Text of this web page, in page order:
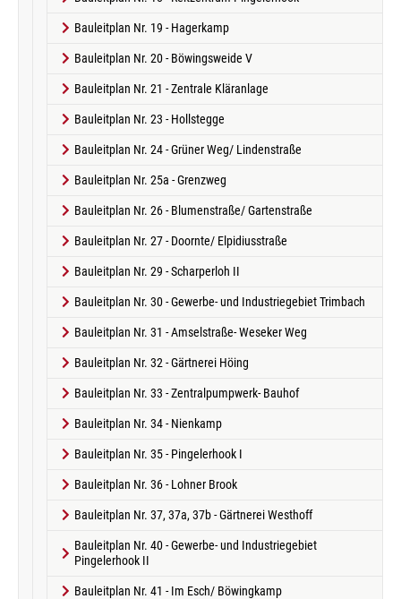
Bauleitplan Nr. 19 - Hagerkamp
Bauleitplan Nr. 20 - Böwingsweide V
Bauleitplan Nr. 21 - Zentrale Kläranlage
Bauleitplan Nr. 23 - Hollstegge
Bauleitplan Nr. 24 - Grüner Weg/ Lindenstraße
Bauleitplan Nr. 25a - Grenzweg
Bauleitplan Nr. 26 - Blumenstraße/ Gartenstraße
Bauleitplan Nr. 27 - Doornte/ Elpidiusstraße
Bauleitplan Nr. 29 - Scharperloh II
Bauleitplan Nr. 30 - Gewerbe- und Industriegebiet Trimbach
Bauleitplan Nr. 31 - Amselstraße- Weseker Weg
Bauleitplan Nr. 32 - Gärtnerei Höing
Bauleitplan Nr. 33 - Zentralpumpwerk- Bauhof
Bauleitplan Nr. 34 - Nienkamp
Bauleitplan Nr. 35 - Pingelerhook I
Bauleitplan Nr. 36 - Lohner Brook
Bauleitplan Nr. 37, 37a, 37b - Gärtnerei Westhoff
Bauleitplan Nr. 40 - Gewerbe- und Industriegebiet
Pingelerhook II
Bauleitplan Nr. 41 - Im Esch/ Böwingkamp